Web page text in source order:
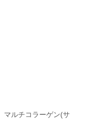
マルチコラーゲン(サ